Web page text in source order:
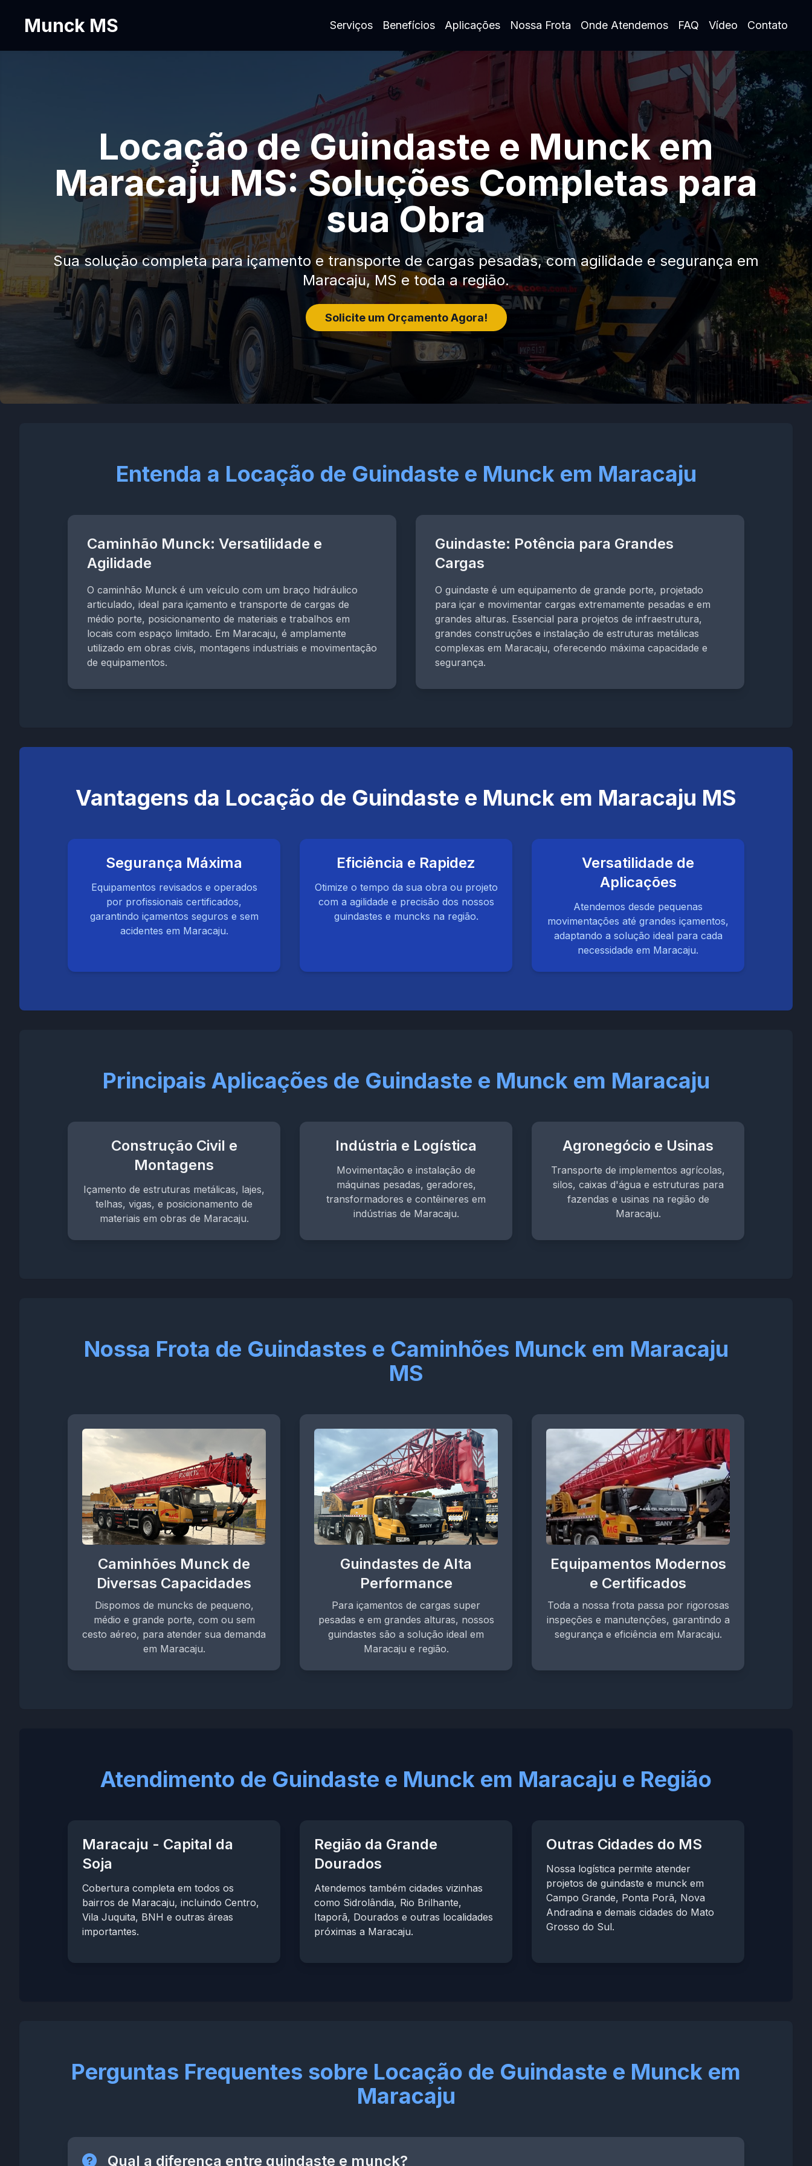
Munck MS Serviços Benefícios Aplicações Nossa Frota Onde Atendemos FAQ Vídeo Contato
Locação de Guindaste e Munck em
Maracaju MS: Soluções Completas para
sua Obra
Sua solução completa para içamento e transporte de cargas pesadas, com agilidade e segurança em
Maracaju, MS e toda a região.
Solicite um Orçamento Agora!
Entenda a Locação de Guindaste e Munck em Maracaju
Caminhão Munck: Versatilidade e
Agilidade
O caminhão Munck é um veículo com um braço hidráulico
articulado, ideal para içamento e transporte de cargas de
médio porte, posicionamento de materiais e trabalhos em
locais com espaço limitado. Em Maracaju, é amplamente
utilizado em obras civis, montagens industriais e movimentação
de equipamentos.
Guindaste: Potência para Grandes
Cargas
O guindaste é um equipamento de grande porte, projetado
para içar e movimentar cargas extremamente pesadas e em
grandes alturas. Essencial para projetos de infraestrutura,
grandes construções e instalação de estruturas metálicas
complexas em Maracaju, oferecendo máxima capacidade e
segurança.
Vantagens da Locação de Guindaste e Munck em Maracaju MS
Segurança Máxima
Equipamentos revisados e operados
por profissionais certificados,
garantindo içamentos seguros e sem
acidentes em Maracaju.
Eficiência e Rapidez
Otimize o tempo da sua obra ou projeto
com a agilidade e precisão dos nossos
guindastes e muncks na região.
Versatilidade de
Aplicações
Atendemos desde pequenas
movimentações até grandes içamentos,
adaptando a solução ideal para cada
necessidade em Maracaju.
Principais Aplicações de Guindaste e Munck em Maracaju
Construção Civil e
Montagens
Içamento de estruturas metálicas, lajes,
telhas, vigas, e posicionamento de
materiais em obras de Maracaju.
Indústria e Logística
Movimentação e instalação de
máquinas pesadas, geradores,
transformadores e contêineres em
indústrias de Maracaju.
Agronegócio e Usinas
Transporte de implementos agrícolas,
silos, caixas d'água e estruturas para
fazendas e usinas na região de
Maracaju.
Nossa Frota de Guindastes e Caminhões Munck em Maracaju
MS
Caminhões Munck de
Diversas Capacidades
Dispomos de muncks de pequeno,
médio e grande porte, com ou sem
cesto aéreo, para atender sua demanda
em Maracaju.
Guindastes de Alta
Performance
Para içamentos de cargas super
pesadas e em grandes alturas, nossos
guindastes são a solução ideal em
Maracaju e região.
Equipamentos Modernos
e Certificados
Toda a nossa frota passa por rigorosas
inspeções e manutenções, garantindo a
segurança e eficiência em Maracaju.
Atendimento de Guindaste e Munck em Maracaju e Região
Maracaju - Capital da
Soja
Cobertura completa em todos os
bairros de Maracaju, incluindo Centro,
Vila Juquita, BNH e outras áreas
importantes.
Região da Grande
Dourados
Atendemos também cidades vizinhas
como Sidrolândia, Rio Brilhante,
Itaporã, Dourados e outras localidades
próximas a Maracaju.
Outras Cidades do MS
Nossa logística permite atender
projetos de guindaste e munck em
Campo Grande, Ponta Porã, Nova
Andradina e demais cidades do Mato
Grosso do Sul.
Perguntas Frequentes sobre Locação de Guindaste e Munck em
Maracaju
Qual a diferença entre guindaste e munck?